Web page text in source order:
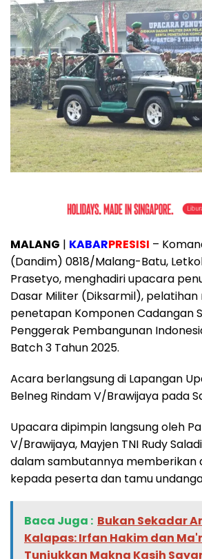
MALANG | KABARPRESISI –
(Dandim) 0818/Malang-Batu,
Prasetyo, menghadiri upacara
Dasar Militer (Diksarmil), pelatihan
penetapan Komponen Cadangan
Penggerak Pembangunan
Batch 3 Tahun 2025.
Acara berlangsung di Lapangan
Belneg Rindam V/Brawijaya pada
Upacara dipimpin langsung oleh
V/Brawijaya, Mayjen TNI Rudy
dalam sambutannya memberikan
kepada peserta dan tamu
Baca Juga : ‎Bukan Sekadar
Kalapas: Irfan Hakim dan
Tunjukkan Makna Kasih